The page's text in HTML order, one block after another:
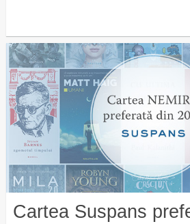
Cartea Suspans